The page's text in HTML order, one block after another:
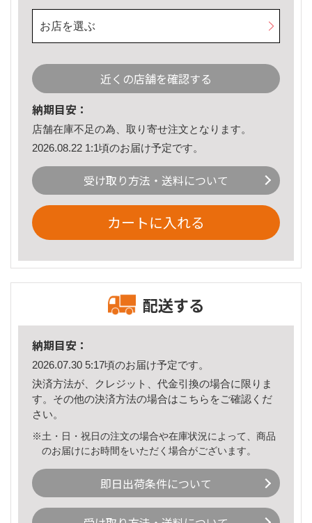
お店を選ぶ
近くの店舗を確認する
納期目安：
店舗在庫不足の為、取り寄せ注文となります。
2026.08.22 1:1頃のお届け予定です。
受け取り方法・送料について
カートに入れる
配送する
納期目安：
2026.07.30 5:17頃のお届け予定です。
決済方法が、クレジット、代金引換の場合に限りま
す。その他の決済方法の場合はこちら をご確認くだ
さい。
※土・日・祝日の注文の場合や在庫状況によって、商品
のお届けにお時間をいただく場合がございます。
即日出荷条件について